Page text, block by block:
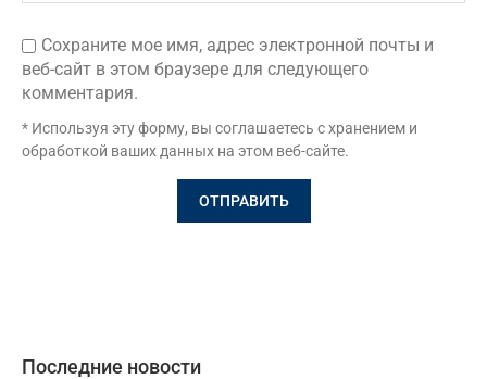
Сохраните мое имя, адрес электронной почты и
веб-сайт в этом браузере для следующего
комментария.
* Используя эту форму, вы соглашаетесь с хранением и
обработкой ваших данных на этом веб-сайте.
Последние новости